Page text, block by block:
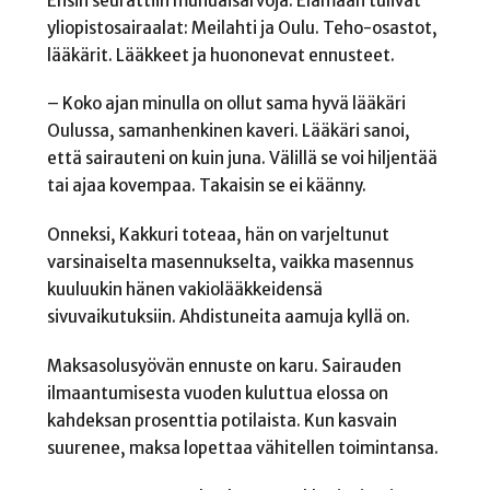
yliopistosairaalat: Meilahti ja Oulu. Teho-osastot,
lääkärit. Lääkkeet ja huononevat ennusteet.
– Koko ajan minulla on ollut sama hyvä lääkäri
Oulussa, samanhenkinen kaveri. Lääkäri sanoi,
että sairauteni on kuin juna. Välillä se voi hiljentää
tai ajaa kovempaa. Takaisin se ei käänny.
Onneksi, Kakkuri toteaa, hän on varjeltunut
varsinaiselta masennukselta, vaikka masennus
kuuluukin hänen vakiolääkkeidensä
sivuvaikutuksiin. Ahdistuneita aamuja kyllä on.
Maksasolusyövän ennuste on karu. Sairauden
ilmaantumisesta vuoden kuluttua elossa on
kahdeksan prosenttia potilaista. Kun kasvain
suurenee, maksa lopettaa vähitellen toimintansa.